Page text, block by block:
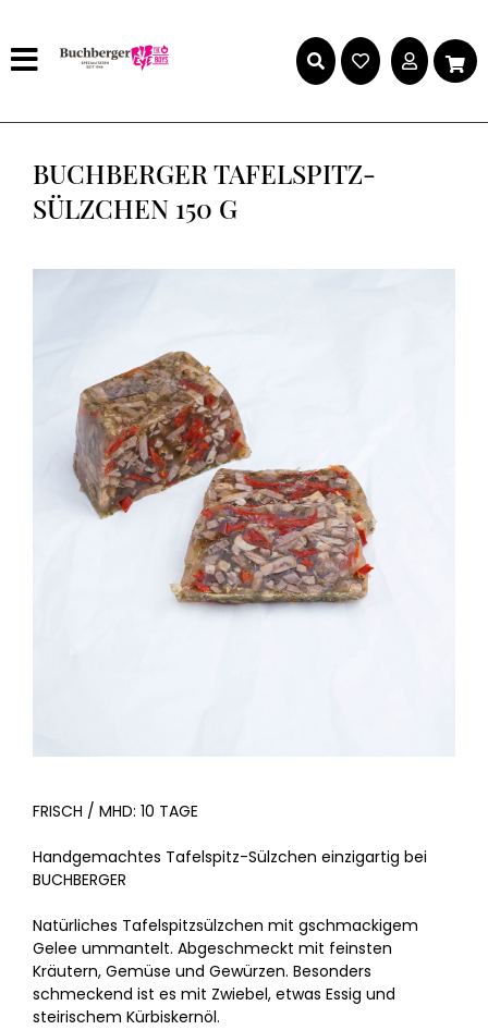
BUCHBERGER TAFELSPITZ-
SÜLZCHEN 150 G
FRISCH / MHD: 10 TAGE
Handgemachtes Tafelspitz-Sülzchen einzigartig bei
BUCHBERGER
Natürliches Tafelspitzsülzchen mit gschmackigem
Gelee ummantelt. Abgeschmeckt mit feinsten
Kräutern, Gemüse und Gewürzen. Besonders
schmeckend ist es mit Zwiebel, etwas Essig und
steirischem Kürbiskernöl.